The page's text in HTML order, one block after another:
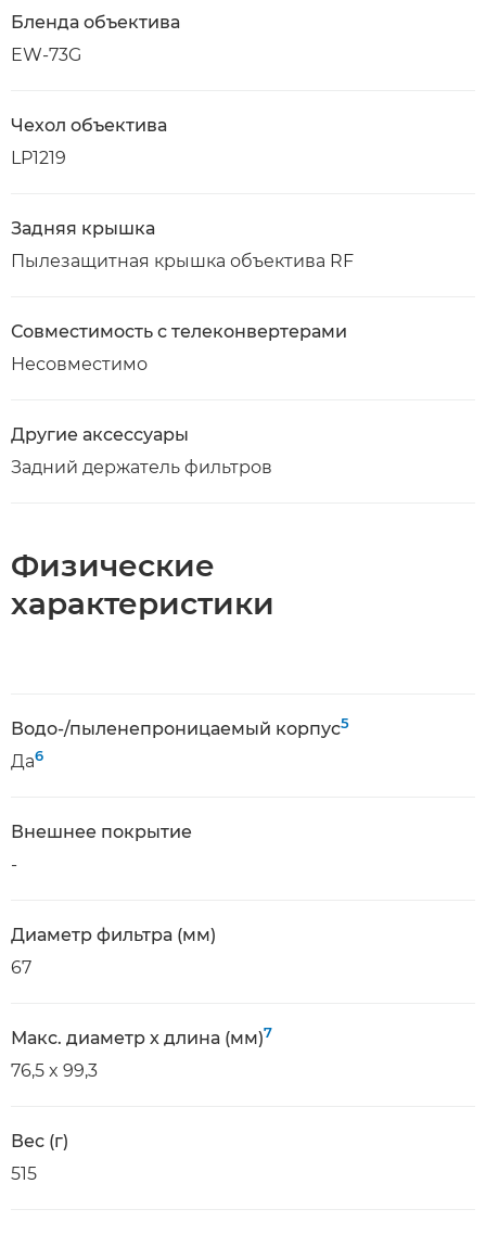
Бленда объектива
EW-73G
Чехол объектива
LP1219
Задняя крышка
Пылезащитная крышка объектива RF
Совместимость с телеконвертерами
Несовместимо
Другие аксессуары
Задний держатель фильтров
Физические
характеристики
Водо-/пыленепроницаемый корпус5
Да6
Внешнее покрытие
-
Диаметр фильтра (мм)
67
Макс. диаметр x длина (мм)7
76,5 x 99,3
Вес (г)
515